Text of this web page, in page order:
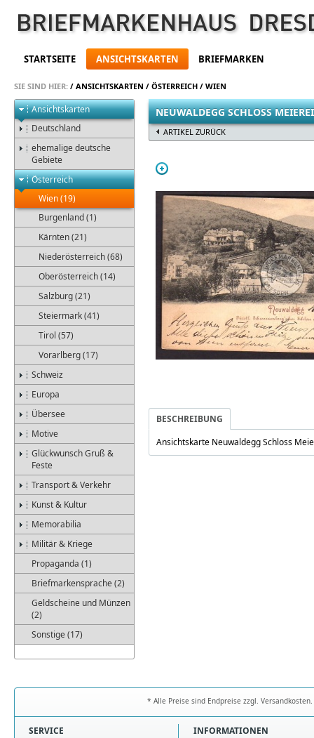
STARTSEITE ANSICHTSKARTEN BRIEFMARKEN
SIE SIND HIER: / ANSICHTSKARTEN / ÖSTERREICH / WIEN
Ansichtskarten
Deutschland
ehemalige deutsche
Gebiete
Österreich
Wien (19)
Burgenland (1)
Kärnten (21)
Niederösterreich (68)
Oberösterreich (14)
Salzburg (21)
Steiermark (41)
Tirol (57)
Vorarlberg (17)
Schweiz
Europa
Übersee
Motive
Glückwunsch Gruß &
Feste
Transport & Verkehr
Kunst & Kultur
Memorabilia
Militär & Kriege
Propaganda (1)
Briefmarkensprache (2)
Geldscheine und Münzen
(2)
Sonstige (17)
NEUWALDEGG SCHLOSS
ARTIKEL ZURÜCK
BESCHREIBUNG
Ansichtskarte Neuwaldegg Schloss
* Alle Preise sind Endpreise zzgl.
SERVICE
INFORMATIONEN